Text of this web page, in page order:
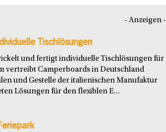
- Anzeigen -
Tischlösungen
und fertigt individuelle Tischlösungen für
vertreibt Camperboards in Deutschland
und Gestelle der italienischen Manufaktur
Lösungen für den flexiblen E...